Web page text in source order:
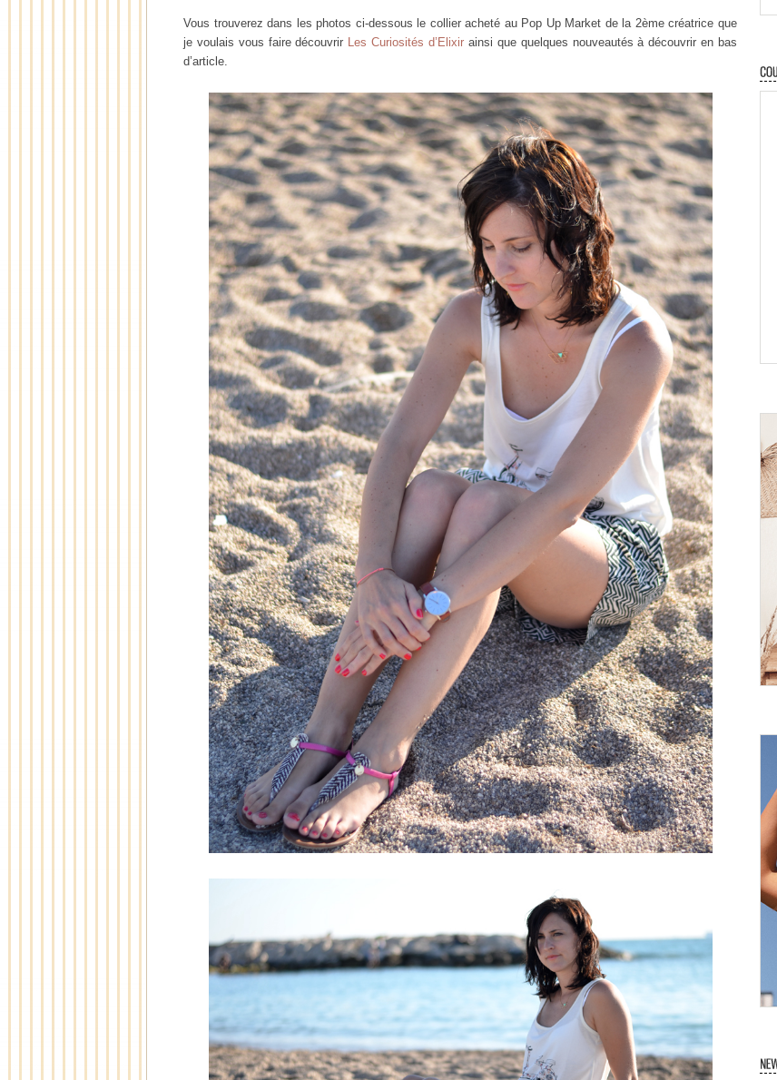
Vous trouverez dans les photos ci-dessous le collier acheté au Pop Up Market de la 2ème créatrice que
je voulais vous faire découvrir Les Curiosités d’Elixir ainsi que quelques nouveautés à découvrir en bas
d’article.